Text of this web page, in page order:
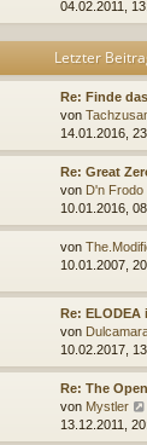
g
04.02.2011,
Letzter
Re: Finde
von
14.01.2016,
Re: Great
von D'n Frodo
10.01.2016,
von
10.01.2007,
Re: ELODEA
von
10.02.2017,
Re: The
von Mystler
13.12.2011,